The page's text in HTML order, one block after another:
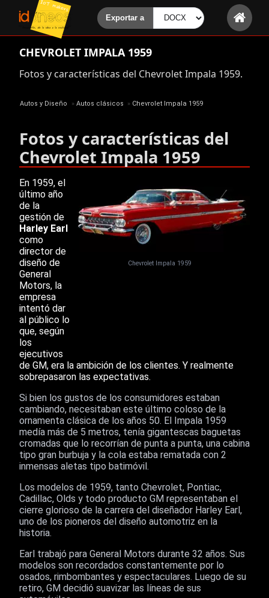
CHEVROLET IMPALA 1959
Fotos y características del Chevrolet Impala 1959.
Autos y Diseño » Autos clásicos » Chevrolet Impala 1959
Fotos y características del
Chevrolet Impala 1959
Chevrolet Impala 1959
En 1959, el
último año
de la
gestión de
Harley Earl
como
director de
diseño de
General
Motors, la
empresa
intentó dar
al público lo
que, según
los
ejecutivos
de GM, era la ambición de los clientes. Y realmente
sobrepasaron las expectativas.
Si bien los gustos de los consumidores estaban
cambiando, necesitaban este último coloso de la
ornamenta clásica de los años 50. El Impala 1959
medía más de 5 metros, tenía gigantescas baguetas
cromadas que lo recorrían de punta a punta, una cabina
tipo gran burbuja y la cola estaba rematada con 2
inmensas aletas tipo batimóvil.
Los modelos de 1959, tanto Chevrolet, Pontiac,
Cadillac, Olds y todo producto GM representaban el
cierre glorioso de la carrera del diseñador Harley Earl,
uno de los pioneros del diseño automotriz en la
historia.
Earl trabajó para General Motors durante 32 años. Sus
modelos son recordados constantemente por lo
osados, rimbombantes y espectaculares. Luego de su
retiro, GM decidió suavizar las líneas de sus